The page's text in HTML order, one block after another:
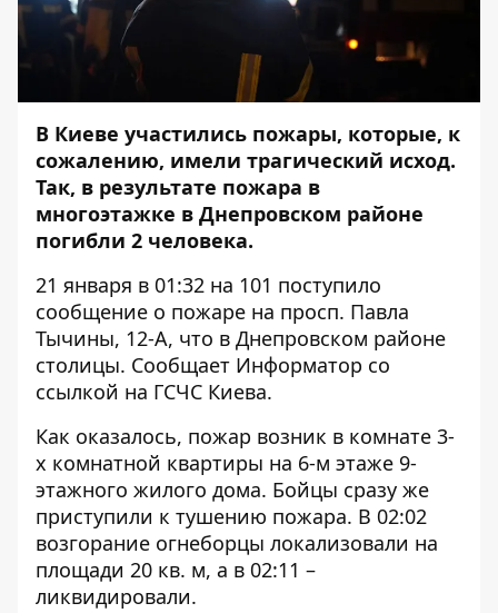
В Киеве участились пожары, которые, к
сожалению, имели трагический исход.
Так, в результате пожара в
многоэтажке в Днепровском районе
погибли 2 человека.
21 января в 01:32 на 101 поступило
сообщение о пожаре на просп. Павла
Тычины, 12-А, что в Днепровском районе
столицы. Сообщает Информатор со
ссылкой на ГСЧС Киева.
Как оказалось, пожар возник в комнате 3-
х комнатной квартиры на 6-м этаже 9-
этажного жилого дома. Бойцы сразу же
приступили к тушению пожара. В 02:02
возгорание огнеборцы локализовали на
площади 20 кв. м, а в 02:11 –
ликвидировали.